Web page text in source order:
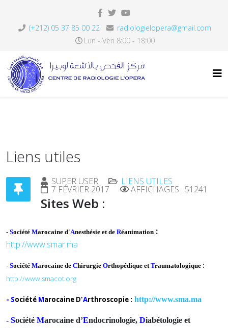
(+212) 05 37 85 00 22
radiologielopera@gmail.com
Lun - Ven 8:00 - 18:00
Liens utiles
SUPER USER LIENS UTILES
7 FÉVRIER 2017 AFFICHAGES : 51241
Sites Web :
- Société Marocaine d'Anesthésie et de Réanimation :
http://www.smar.ma
- Société Marocaine de Chirurgie Orthopédique etTraumatologique :
http://www.smacot.org
- Société Marocaine D'Arthroscopie : http://www.sma.ma
- Société Marocaine d’Endocrinologie, Diabétologie et